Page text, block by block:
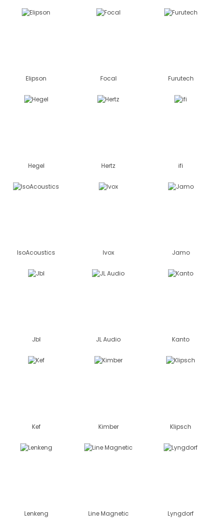
Elipson Focal Furutech
Hegel Hertz ifi
IsoAcoustics Ivox Jamo
Jbl JL Audio Kanto
Kef Kimber Klipsch
Lenkeng Line Magnetic Lyngdorf